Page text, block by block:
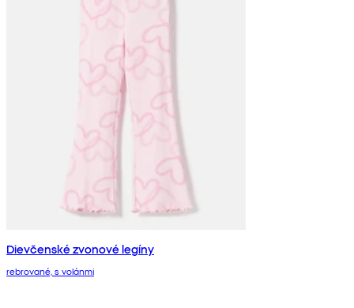
Dievčenské zvonové legíny
rebrované, s volánmi